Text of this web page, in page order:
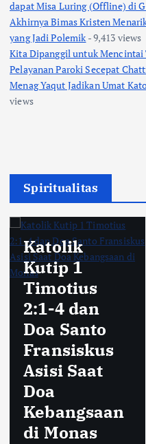
dapat Misa Luring (Offline) di
Akhirnya Bimas Kristen
yang Jadi Polemik - 9,413 views
Kita Dipanggil untuk Mencintai
Pelayanan Paroki Secepat
Menag Yaqut Jadikan Umat
views
Spiritualitas
Katolik
Kutip 1
Timotius
2:1-4 dan
Doa Santo
Fransiskus
Asisi Saat
Doa
Kebangsaan
di Monas